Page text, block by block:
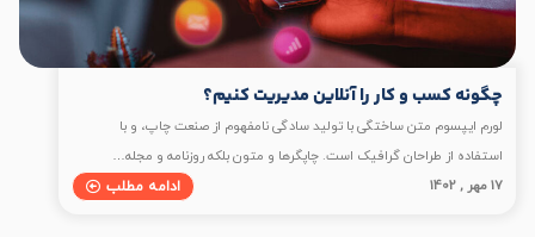
چگونه کسب و کار را آنلاین مدیریت کنیم؟
لورم ایپسوم متن ساختگی با تولید سادگی نامفهوم از صنعت چاپ، و با
استفاده از طراحان گرافیک است. چاپگرها و متون بلکه روزنامه و مجله…
17 مهر , 1402
ادامه مطلب